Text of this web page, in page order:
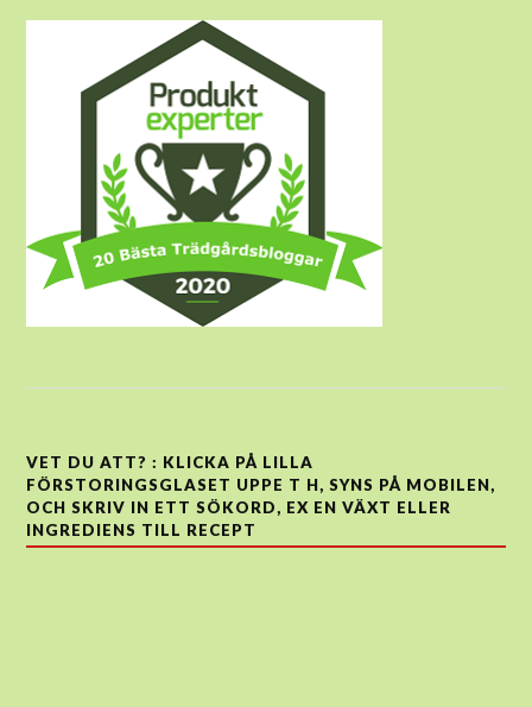
VET DU ATT? : KLICKA PÅ LILLA
FÖRSTORINGSGLASET UPPE T H, SYNS PÅ MOBILEN,
OCH SKRIV IN ETT SÖKORD, EX EN VÄXT ELLER
INGREDIENS TILL RECEPT